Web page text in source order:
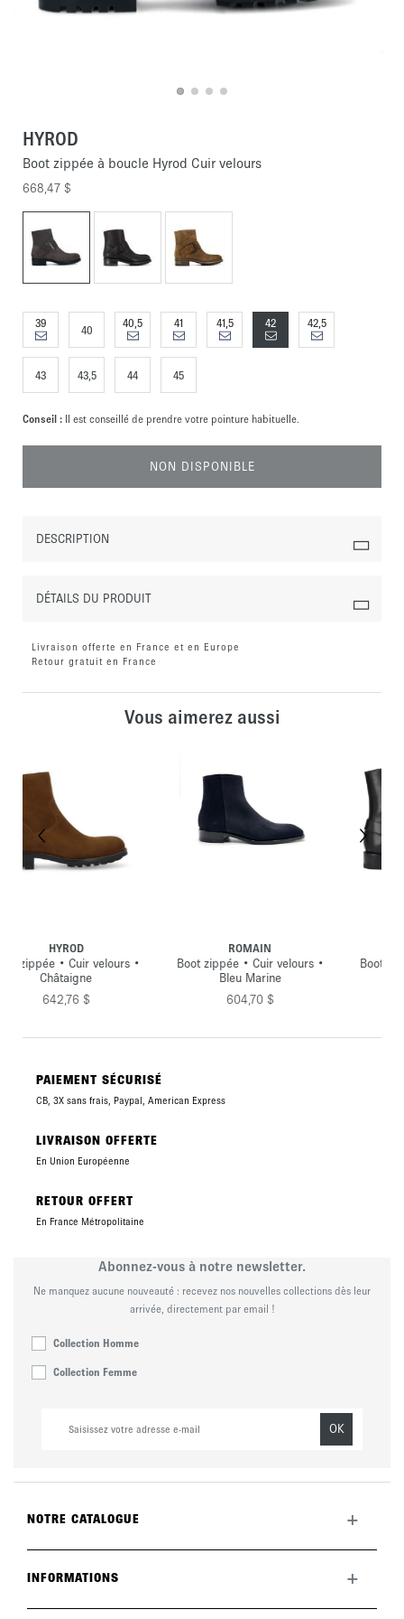
HYROD
Boot zippée à boucle Hyrod Cuir velours
668,47 $
39
40
40,5 41 41,5 42 42,5
43 43,5 44 45
Conseil : Il est conseillé de prendre votre pointure habituelle.
NON DISPONIBLE
DESCRIPTION
DÉTAILS DU PRODUIT
Livraison offerte en France et en Europe
Retour gratuit en France
Vous aimerez aussi
Boot zippée • Cuir velours •
Boot zippée à harnais • Cuir
PAIEMENT SÉCURISÉ
CB, 3X sans frais, Paypal, American Express
LIVRAISON OFFERTE
En Union Européenne
RETOUR OFFERT
En France Métropolitaine
Abonnez-vous à notre newsletter.
Ne manquez aucune nouveauté : recevez nos nouvelles collections dès leur
arrivée, directement par email !
Collection Homme
Collection Femme
OK
NOTRE CATALOGUE +
La marque
INFORMATIONS +